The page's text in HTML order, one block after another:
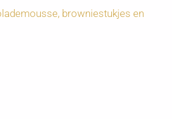
browniestukjes en